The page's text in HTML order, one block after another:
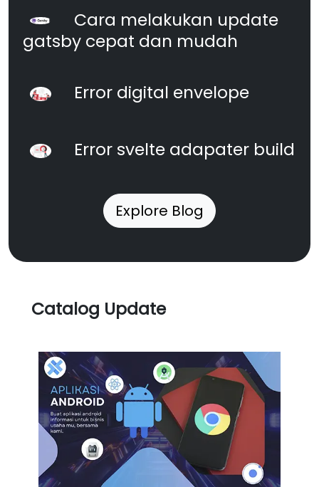
Cara melakukan update
gatsby cepat dan mudah
Error digital envelope
Error svelte adapater build
Explore Blog
Catalog Update